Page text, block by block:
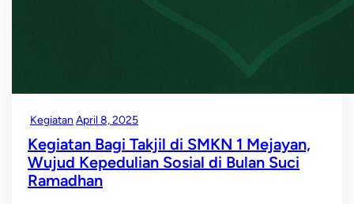
Kegiatan April 8, 2025
Kegiatan Bagi Takjil di SMKN 1 Mejayan,
Wujud Kepedulian Sosial di Bulan Suci
Ramadhan